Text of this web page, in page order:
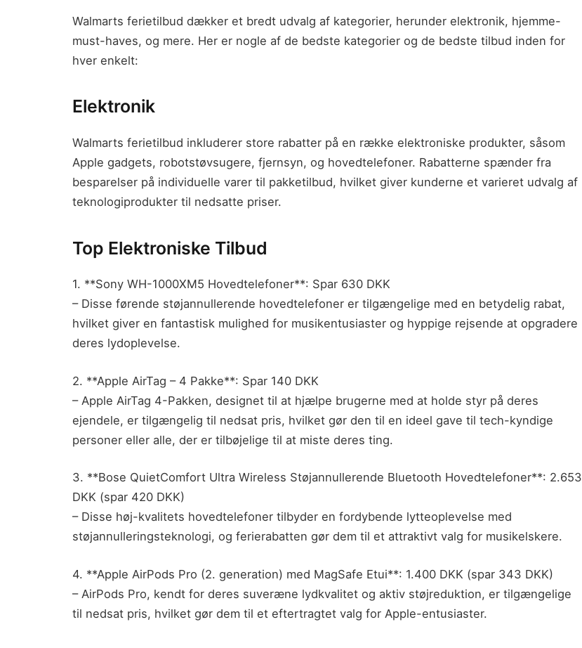
Walmarts ferietilbud dækker et bredt udvalg af kategorier, herunder elektronik, hjemme-
must-haves, og mere. Her er nogle af de bedste kategorier og de bedste tilbud inden for
hver enkelt:
Elektronik
Walmarts ferietilbud inkluderer store rabatter på en række elektroniske produkter, såsom
Apple gadgets, robotstøvsugere, fjernsyn, og hovedtelefoner. Rabatterne spænder fra
besparelser på individuelle varer til pakketilbud, hvilket giver kunderne et varieret udvalg af
teknologiprodukter til nedsatte priser.
Top Elektroniske Tilbud
1. **Sony WH-1000XM5 Hovedtelefoner**: Spar 630 DKK
– Disse førende støjannullerende hovedtelefoner er tilgængelige med en betydelig rabat,
hvilket giver en fantastisk mulighed for musikentusiaster og hyppige rejsende at opgradere
deres lydoplevelse.
2. **Apple AirTag – 4 Pakke**: Spar 140 DKK
– Apple AirTag 4-Pakken, designet til at hjælpe brugerne med at holde styr på deres
ejendele, er tilgængelig til nedsat pris, hvilket gør den til en ideel gave til tech-kyndige
personer eller alle, der er tilbøjelige til at miste deres ting.
3. **Bose QuietComfort Ultra Wireless Støjannullerende Bluetooth Hovedtelefoner**: 2.653
DKK (spar 420 DKK)
– Disse høj-kvalitets hovedtelefoner tilbyder en fordybende lytteoplevelse med
støjannulleringsteknologi, og ferierabatten gør dem til et attraktivt valg for musikelskere.
4. **Apple AirPods Pro (2. generation) med MagSafe Etui**: 1.400 DKK (spar 343 DKK)
– AirPods Pro, kendt for deres suveræne lydkvalitet og aktiv støjreduktion, er tilgængelige
til nedsat pris, hvilket gør dem til et eftertragtet valg for Apple-entusiaster.